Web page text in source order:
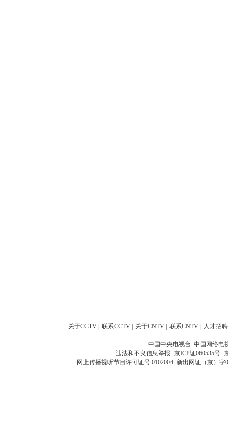
关于CCTV 联系CCTV 关于CNTV 联系CNTV 人才招聘
中国中央电视台 中国网络电
违法和不良信息举报 京ICP证060535号
网上传播视听节目许可证号 0102004 新出网证（京）